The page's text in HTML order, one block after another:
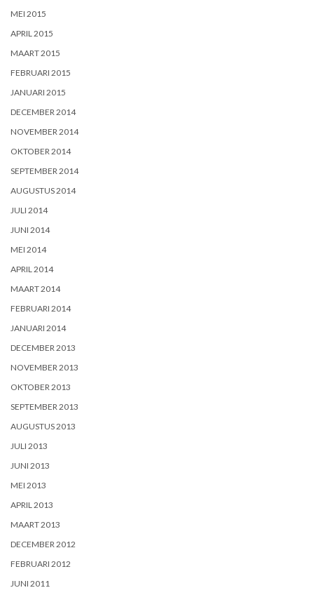
MEI 2015
APRIL 2015
MAART 2015
FEBRUARI 2015
JANUARI 2015
DECEMBER 2014
NOVEMBER 2014
OKTOBER 2014
SEPTEMBER 2014
AUGUSTUS 2014
JULI 2014
JUNI 2014
MEI 2014
APRIL 2014
MAART 2014
FEBRUARI 2014
JANUARI 2014
DECEMBER 2013
NOVEMBER 2013
OKTOBER 2013
SEPTEMBER 2013
AUGUSTUS 2013
JULI 2013
JUNI 2013
MEI 2013
APRIL 2013
MAART 2013
DECEMBER 2012
FEBRUARI 2012
JUNI 2011